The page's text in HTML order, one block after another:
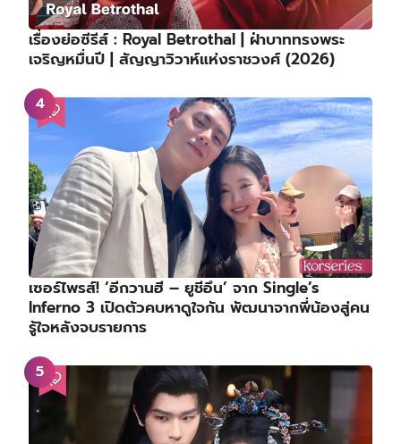
เรื่องย่อซีรีส์ : Royal Betrothal | ฝ่าบาททรงพระ
เจริญหมื่นปี | สัญญาวิวาห์แห่งราชวงศ์ (2026)
เซอร์ไพรส์! ‘อีกวานฮี – ยูชีอึน’ จาก Single’s
Inferno 3 เปิดตัวคบหาดูใจกัน พัฒนาจากพี่น้องสู่คน
รู้ใจหลังจบรายการ